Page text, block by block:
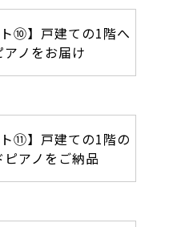
ト⑩】戸建ての1階へ
ノをお届け
ト⑪】戸建ての1階の
アノをご納品